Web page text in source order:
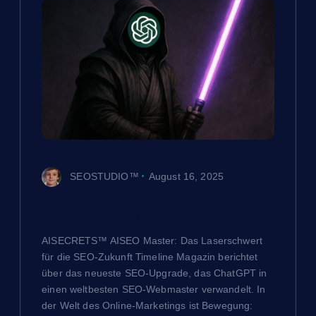
SEOSTUDIO™ August 16, 2025
AISECRETS™ AISEO Master: Das Laserschwert
für die SEO-Zukunft Timeline Magazin berichtet
über das neueste SEO-Upgrade, das ChatGPT in
einen weltbesten SEO-Webmaster verwandelt. In
der Welt des Online-Marketings ist Bewegung: